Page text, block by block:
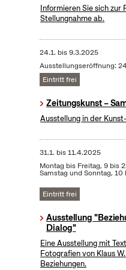
Informieren Sie sich zur
Stellungnahme ab.
24.1. bis9.3.2025
Ausstellungseröffnung:
Eintritt frei
Zeitungskunst –
Ausstellung in der
31.1. bis11.4.2025
Montag bis Freitag, 9 bis
Samstag und Sonntag, 10
Eintritt frei
Ausstellung
Dialog"
Eine Ausstellung mit
Fotografien von Klaus
Beziehungen.